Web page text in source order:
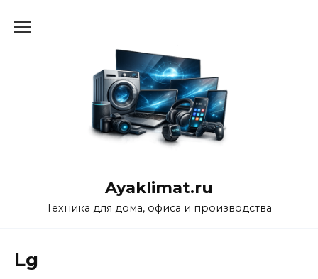
Ayaklimat.ru
Техника для дома, офиса и производства
Lg